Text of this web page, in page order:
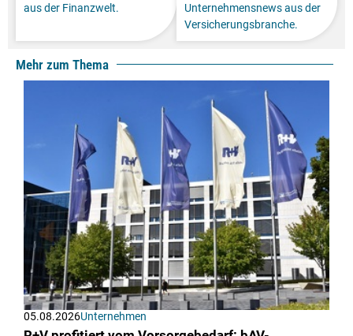
aus der Finanzwelt.
Unternehmensnews aus der
Versicherungsbranche.
Mehr zum Thema
05.08.2026Unternehmen